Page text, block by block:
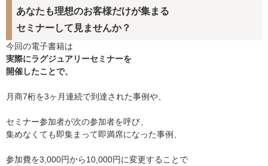
あなたも理想のお客様だけが集まる
セミナーして見ませんか？
今回の電子書籍は
実際にラグジュアリーセミナーを
開催したことで、
月商7桁を3ヶ月連続で到達された事例や、
セミナー参加者が次の参加者を呼び、
集めなくても即集まって即満席になった事例、
参加費を3,000円から10,000円に変更することで